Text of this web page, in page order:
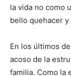
la vida no como
bello quehacer y
En los últimos
acoso de la
familia. Como la